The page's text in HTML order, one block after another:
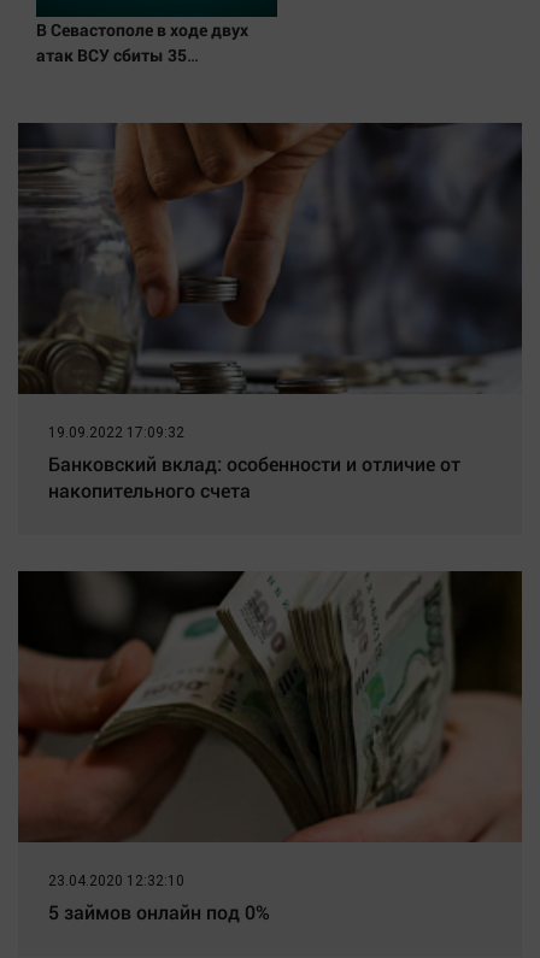
Последняя инстанция
Светская жизнь
В Севастополе в ходе двух
атак ВСУ сбиты 35
19.09.2022 17:09:32
Банковский вклад: особенности и отличие от
накопительного счета
23.04.2020 12:32:10
5 займов онлайн под 0%